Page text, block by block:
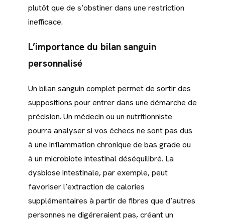
plutôt que de s’obstiner dans une restriction
inefficace.
L’importance du bilan sanguin
personnalisé
Un bilan sanguin complet permet de sortir des
suppositions pour entrer dans une démarche de
précision. Un médecin ou un nutritionniste
pourra analyser si vos échecs ne sont pas dus
à une inflammation chronique de bas grade ou
à un microbiote intestinal déséquilibré. La
dysbiose intestinale, par exemple, peut
favoriser l’extraction de calories
supplémentaires à partir de fibres que d’autres
personnes ne digéreraient pas, créant un